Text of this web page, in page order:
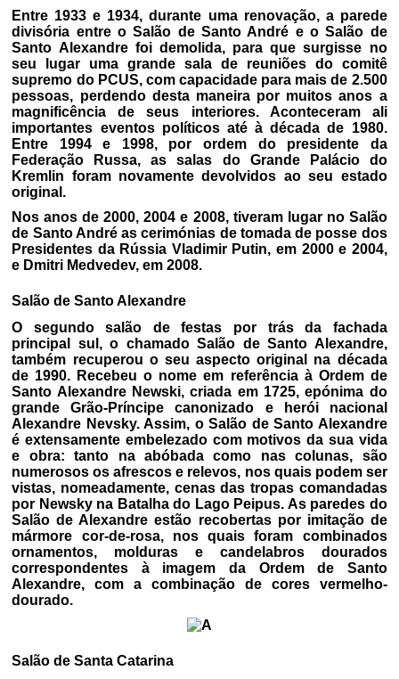
Entre 1933 e 1934, durante uma renovação, a parede
divisória entre o Salão de Santo André e o Salão de
Santo Alexandre foi demolida, para que surgisse no
seu lugar uma grande sala de reuniões do comitê
supremo do PCUS, com capacidade para mais de 2.500
pessoas, perdendo desta maneira por muitos anos a
magnificência de seus interiores. Aconteceram ali
importantes eventos políticos até à década de 1980.
Entre 1994 e 1998, por ordem do presidente da
Federação Russa, as salas do Grande Palácio do
Kremlin foram novamente devolvidos ao seu estado
original.
Nos anos de 2000, 2004 e 2008, tiveram lugar no Salão
de Santo André as cerimónias de tomada de posse dos
Presidentes da Rússia Vladimir Putin, em 2000 e 2004,
e Dmitri Medvedev, em 2008.
Salão de Santo Alexandre
O segundo salão de festas por trás da fachada
principal sul, o chamado Salão de Santo Alexandre,
também recuperou o seu aspecto original na década
de 1990. Recebeu o nome em referência à Ordem de
Santo Alexandre Newski, criada em 1725, epónima do
grande Grão-Príncipe canonizado e herói nacional
Alexandre Nevsky. Assim, o Salão de Santo Alexandre
é extensamente embelezado com motivos da sua vida
e obra: tanto na abóbada como nas colunas, são
numerosos os afrescos e relevos, nos quais podem ser
vistas, nomeadamente, cenas das tropas comandadas
por Newsky na Batalha do Lago Peipus. As paredes do
Salão de Alexandre estão recobertas por imitação de
mármore cor-de-rosa, nos quais foram combinados
ornamentos, molduras e candelabros dourados
correspondentes à imagem da Ordem de Santo
Alexandre, com a combinação de cores vermelho-
dourado.
Salão de Santa Catarina